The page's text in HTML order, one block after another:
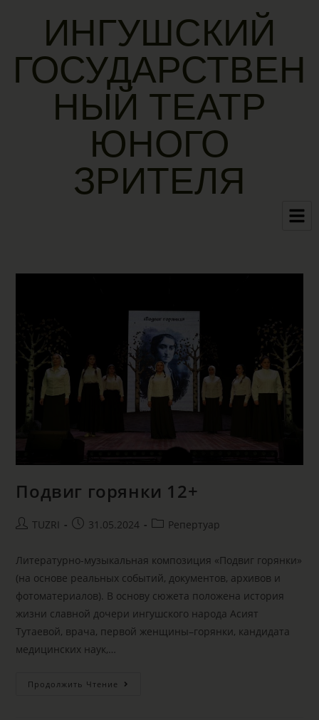
ИНГУШСКИЙ
ГОСУДАРСТВЕН
НЫЙ ТЕАТР
ЮНОГО
ЗРИТЕЛЯ
Подвиг горянки 12+
TUZRI 31.05.2024 Репертуар
Литературно-музыкальная композиция «Подвиг горянки»
(на основе реальных событий, документов, архивов и
фотоматериалов). В основу сюжета положена история
жизни славной дочери ингушского народа Асият
Тутаевой, врача, первой женщины–горянки, кандидата
медицинских наук,…
Продолжить Чтение